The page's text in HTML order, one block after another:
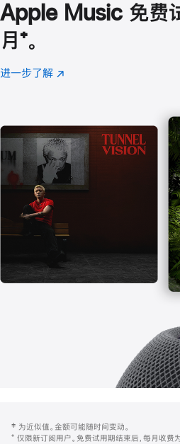
Apple Music 免费
月 脚
注
⁺。
进一步了解 Apple
(在
口
中
打
开)
页
注
‡ 为近似值。金额可能随时间变动。
⁺ 仅限新订阅用户。免费试用期结束后，每月收